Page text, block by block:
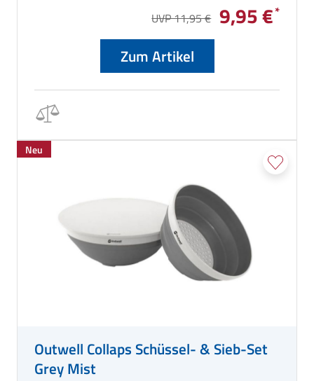
UVP 11,95 € 9,95 €
Zum Artikel
Neu
Outwell Collaps Schüssel- & Sieb-Set
Grey Mist